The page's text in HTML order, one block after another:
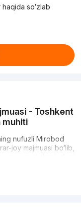
so‘zlab
- Toshkent
muhiti
nufuzli Mirobod
joy majmuasi bo‘lib,
hamda
shakllangan